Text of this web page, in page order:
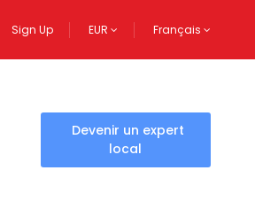
Sign Up EUR Français
Devenir un expert
local